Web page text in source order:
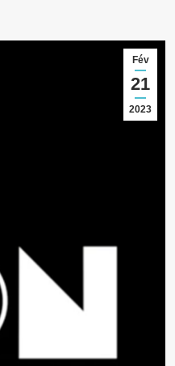
Fév
21
2023